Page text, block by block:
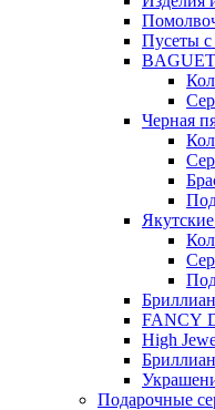
Пусеты с
Черная
FANCY
High
Подарочные